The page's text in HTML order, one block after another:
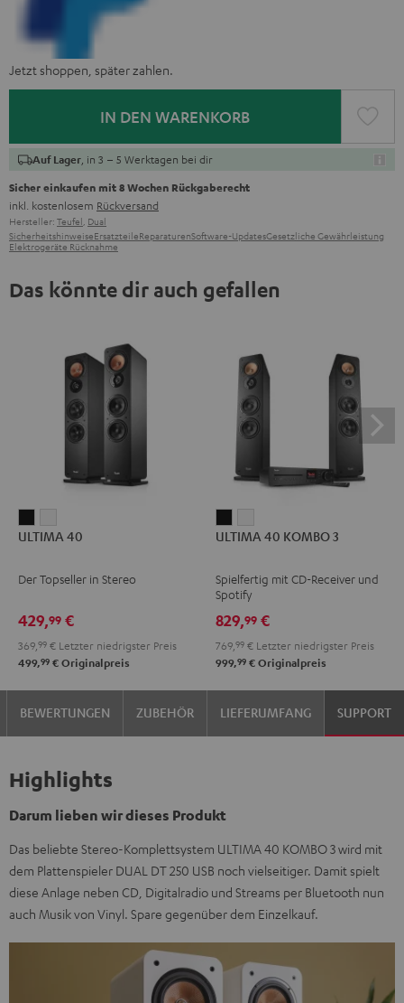
Jetzt shoppen, später zahlen.
IN DEN WARENKORB
Auf Lager , in 3 – 5 Werktagen bei dir
Sicher einkaufen mit 8 Wochen Rückgaberecht
inkl. kostenlosem Rückversand
Hersteller: Teufel, Dual
SicherheitshinweiseErsatzteileReparaturenSoftware-UpdatesGesetzliche Gewährleistung
Elektrogeräte Rücknahme
Das könnte dir auch gefallen
40 40
ULTIMA 40
Der Topseller in Stereo
429,99 €
369, 99 € Letzter niedrigster Preis
499,99 € Originalpreis
40
3
Schwarz
40
3
ULTIMA 40 KOMBO 3
Spielfertig mit CD-Receiver und
Spotify
829,99 €
769, 99 € Letzter niedrigster Preis
999,99 € Originalpreis
BEWERTUNGEN ZUBEHÖR LIEFERUMFANG SUPPORT
Highlights
Darum lieben wir dieses Produkt
Das beliebte Stereo-Komplettsystem ULTIMA 40 KOMBO 3 wird mit
dem Plattenspieler DUAL DT 250 USB noch vielseitiger. Damit spielt
diese Anlage neben CD, Digitalradio und Streams per Bluetooth nun
auch Musik von Vinyl. Spare gegenüber dem Einzelkauf.